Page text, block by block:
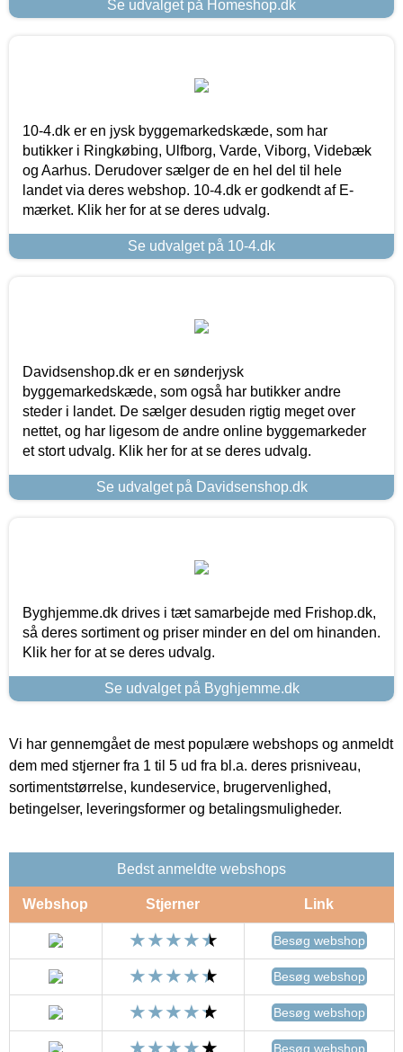
Se udvalget på Homeshop.dk
10-4.dk er en jysk byggemarkedskæde, som har
butikker i Ringkøbing, Ulfborg, Varde, Viborg, Videbæk
og Aarhus. Derudover sælger de en hel del til hele
landet via deres webshop. 10-4.dk er godkendt af E-
mærket. Klik her for at se deres udvalg.
Se udvalget på 10-4.dk
Davidsenshop.dk er en sønderjysk
byggemarkedskæde, som også har butikker andre
steder i landet. De sælger desuden rigtig meget over
nettet, og har ligesom de andre online byggemarkeder
et stort udvalg. Klik her for at se deres udvalg.
Se udvalget på Davidsenshop.dk
Byghjemme.dk drives i tæt samarbejde med Frishop.dk,
så deres sortiment og priser minder en del om hinanden.
Klik her for at se deres udvalg.
Se udvalget på Byghjemme.dk
Vi har gennemgået de mest populære webshops og anmeldt
dem med stjerner fra 1 til 5 ud fra bl.a. deres prisniveau,
sortimentstørrelse, kundeservice, brugervenlighed,
betingelser, leveringsformer og betalingsmuligheder.
Bedst anmeldte webshops
Webshop Stjerner Link
Besøg webshop
Besøg webshop
Besøg webshop
Besøg webshop